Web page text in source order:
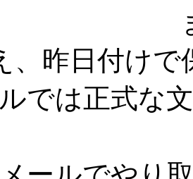
、昨日付け
では正式な